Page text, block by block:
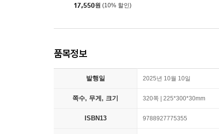
17,550원 (10% 할인)
품목정보
발행일 2025년 10월 10일
쪽수, 무게, 크기 320쪽 | 225*300*30mm
ISBN13 9788927775355